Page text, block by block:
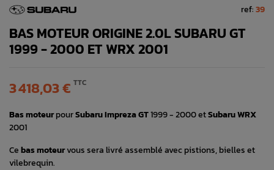
ref:39
BAS MOTEUR ORIGINE 2.0L SUBARU GT
1999 - 2000 ET WRX 2001
3 418,03 € TTC
Bas moteurpourSubaru Impreza GT1999 - 2000 etSubaru WRX
2001
Cebas moteurvous sera livré assemblé avec pistions, bielles et
vilebrequin.